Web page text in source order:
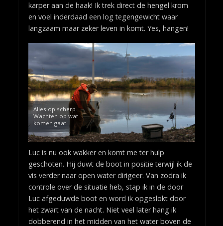
karper aan de haak! Ik trek direct de hengel krom
en voel inderdaad een log tegengewicht waar
langzaam maar zeker leven in komt. Yes, hangen!
Alles op scherp.
Wachten op wat
komen gaat.
Luc is nu ook wakker en komt me ter hulp
geschoten. Hij duwt de boot in positie terwijl ik de
vis verder naar open water dirigeer. Van zodra ik
controle over de situatie heb, stap ik in de door
Luc afgeduwde boot en word ik opgeslokt door
het zwart van de nacht. Niet veel later hang ik
dobberend in het midden van het water boven de